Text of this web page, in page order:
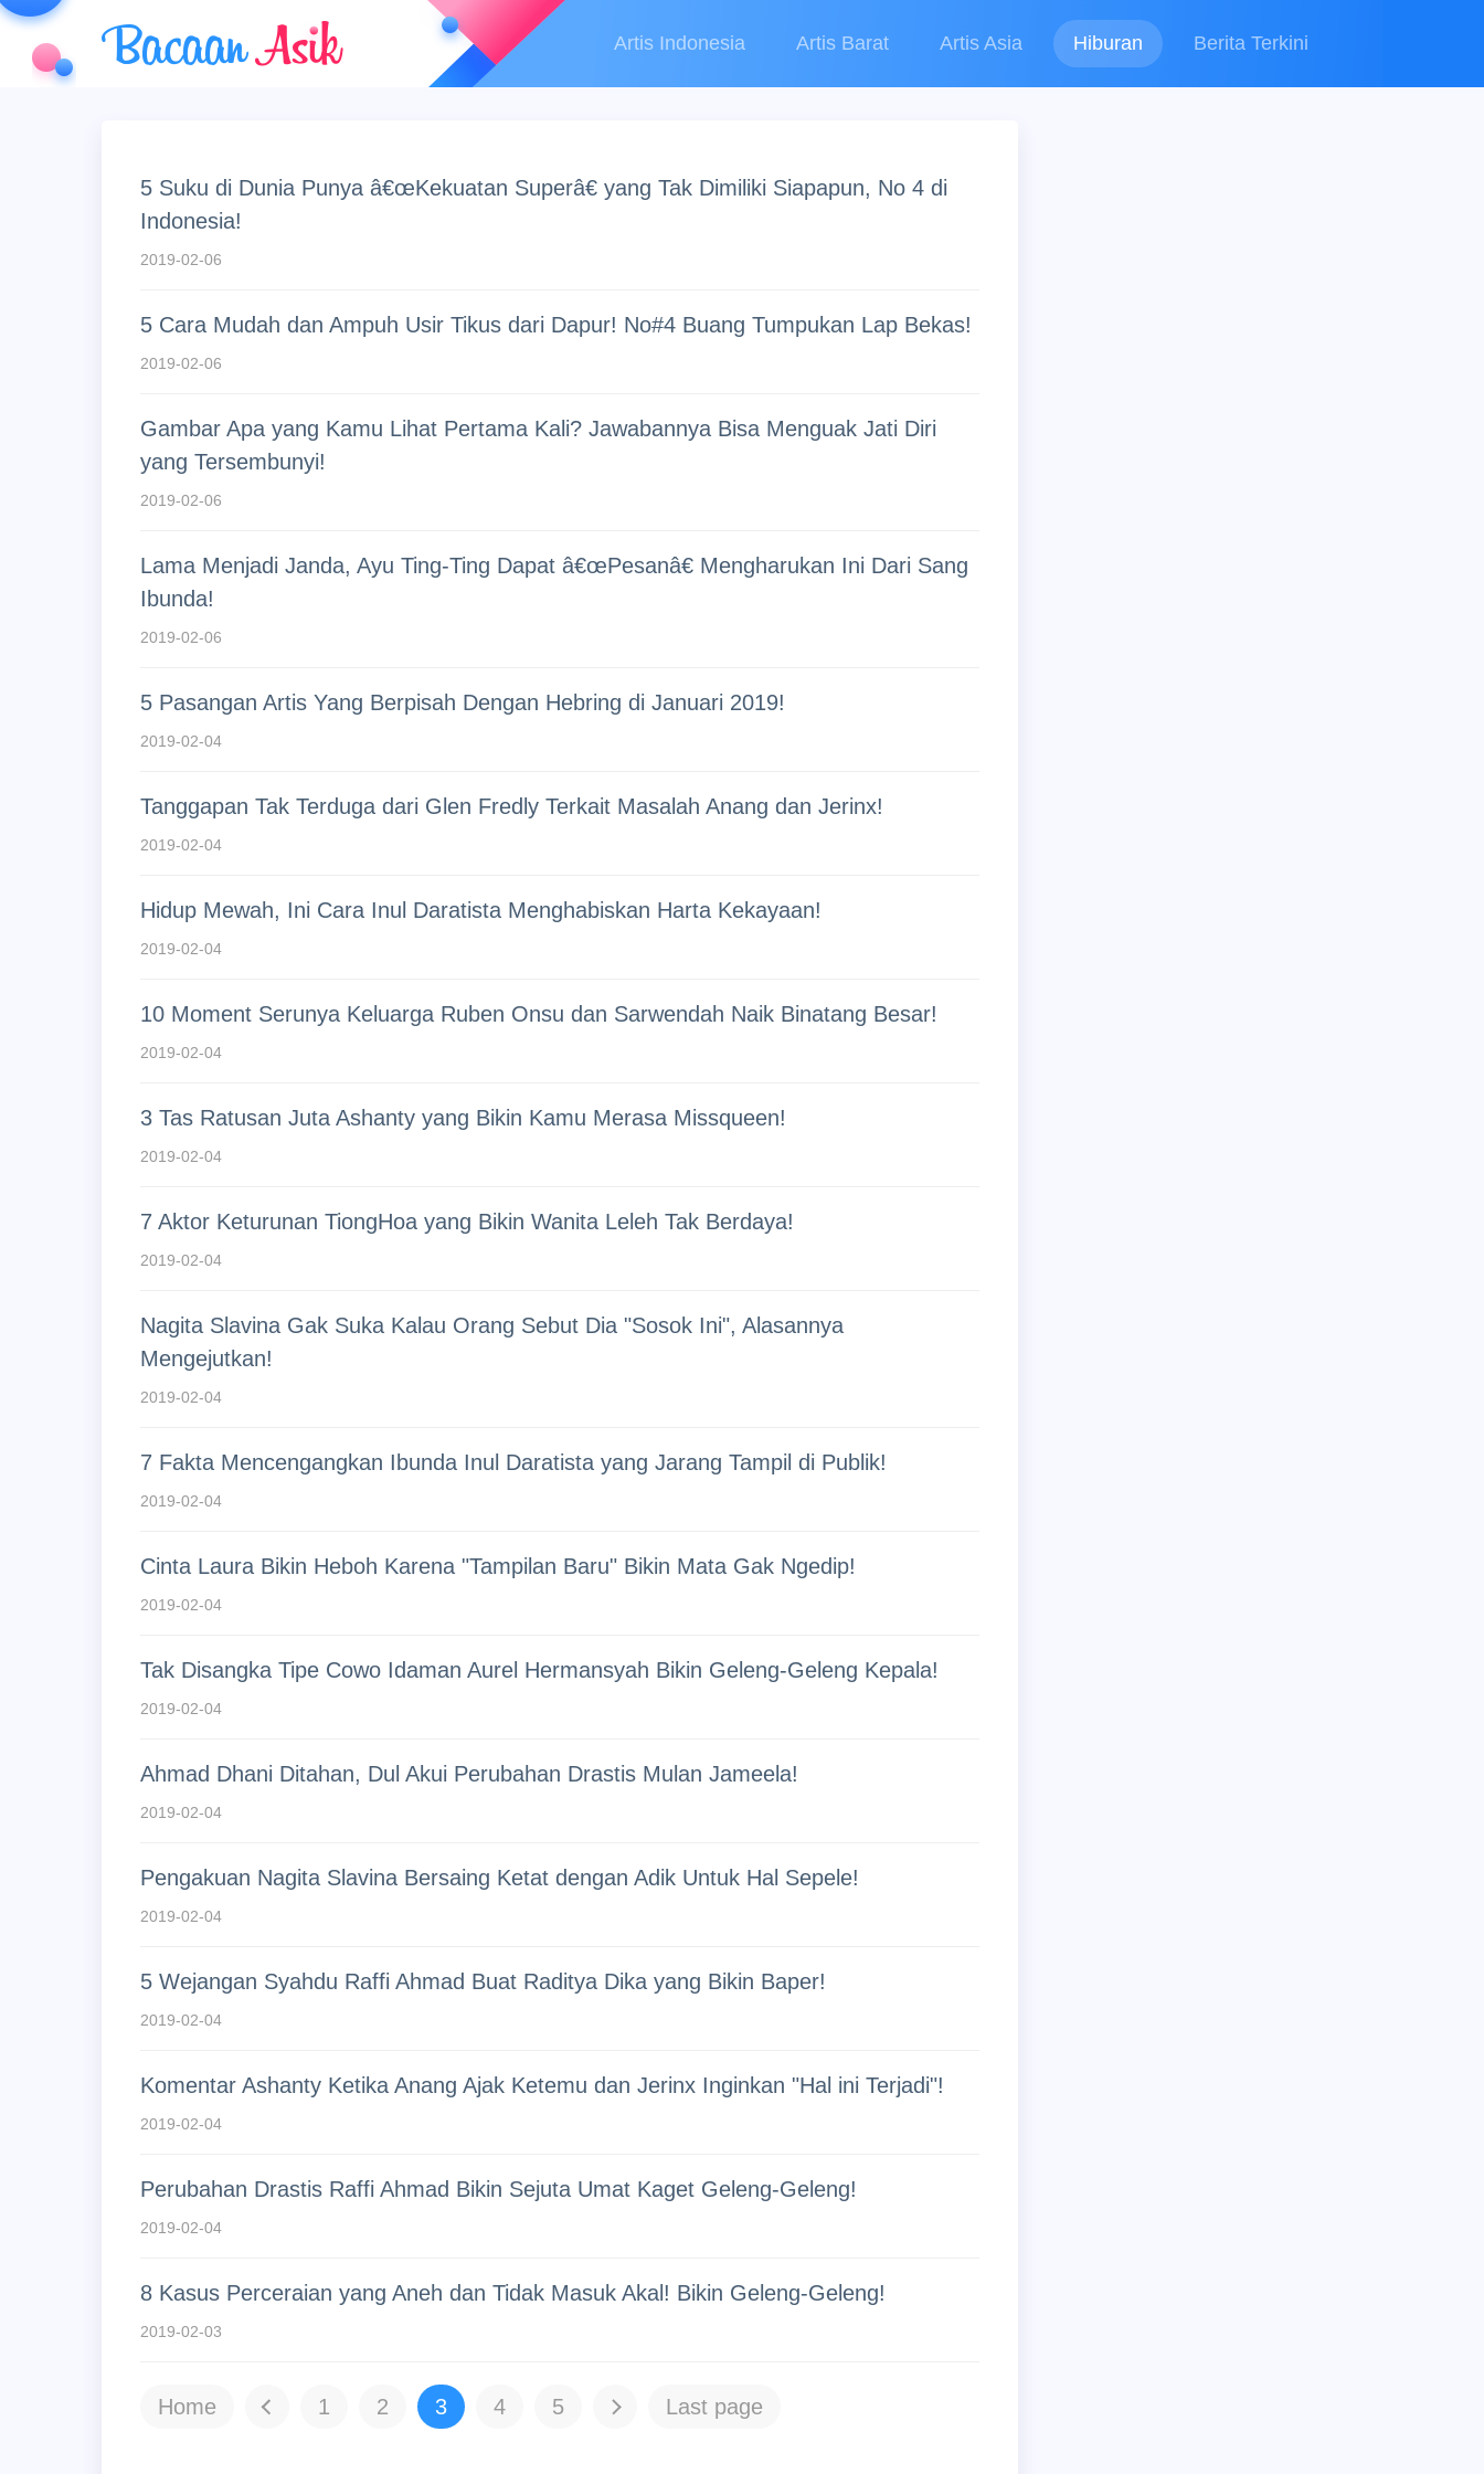
Artis Indonesia Artis Barat Artis Asia Hiburan Berita Terkini
5 Suku di Dunia Punya â€œKekuatan Superâ€ yang Tak Dimiliki Siapapun, No 4 di
Indonesia!
2019-02-06
5 Cara Mudah dan Ampuh Usir Tikus dari Dapur! No#4 Buang Tumpukan Lap Bekas!
2019-02-06
Gambar Apa yang Kamu Lihat Pertama Kali? Jawabannya Bisa Menguak Jati Diri
yang Tersembunyi!
2019-02-06
Lama Menjadi Janda, Ayu Ting-Ting Dapat â€œPesanâ€ Mengharukan Ini Dari Sang
Ibunda!
2019-02-06
5 Pasangan Artis Yang Berpisah Dengan Hebring di Januari 2019!
2019-02-04
Tanggapan Tak Terduga dari Glen Fredly Terkait Masalah Anang dan Jerinx!
2019-02-04
Hidup Mewah, Ini Cara Inul Daratista Menghabiskan Harta Kekayaan!
2019-02-04
10 Moment Serunya Keluarga Ruben Onsu dan Sarwendah Naik Binatang Besar!
2019-02-04
3 Tas Ratusan Juta Ashanty yang Bikin Kamu Merasa Missqueen!
2019-02-04
7 Aktor Keturunan TiongHoa yang Bikin Wanita Leleh Tak Berdaya!
2019-02-04
Nagita Slavina Gak Suka Kalau Orang Sebut Dia "Sosok Ini", Alasannya
Mengejutkan!
2019-02-04
7 Fakta Mencengangkan Ibunda Inul Daratista yang Jarang Tampil di Publik!
2019-02-04
Cinta Laura Bikin Heboh Karena "Tampilan Baru" Bikin Mata Gak Ngedip!
2019-02-04
Tak Disangka Tipe Cowo Idaman Aurel Hermansyah Bikin Geleng-Geleng Kepala!
2019-02-04
Ahmad Dhani Ditahan, Dul Akui Perubahan Drastis Mulan Jameela!
2019-02-04
Pengakuan Nagita Slavina Bersaing Ketat dengan Adik Untuk Hal Sepele!
2019-02-04
5 Wejangan Syahdu Raffi Ahmad Buat Raditya Dika yang Bikin Baper!
2019-02-04
Komentar Ashanty Ketika Anang Ajak Ketemu dan Jerinx Inginkan "Hal ini Terjadi"!
2019-02-04
Perubahan Drastis Raffi Ahmad Bikin Sejuta Umat Kaget Geleng-Geleng!
2019-02-04
8 Kasus Perceraian yang Aneh dan Tidak Masuk Akal! Bikin Geleng-Geleng!
2019-02-03
Home 1 2 3 4 5 Last page